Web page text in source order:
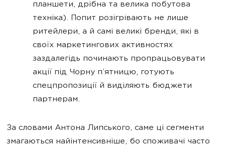
планшети, дрібна та велика побутова
техніка). Попит розігрівають не лише
ритейлери, а й самі великі бренди, які в
своїх маркетингових активностях
заздалегідь починають пропрацьовувати
акції під Чорну п’ятницю, готують
спецпропозиції й виділяють бюджети
партнерам.
За словами Антона Липського, саме ці сегменти
змагаються найінтенсивніше, бо споживачі часто